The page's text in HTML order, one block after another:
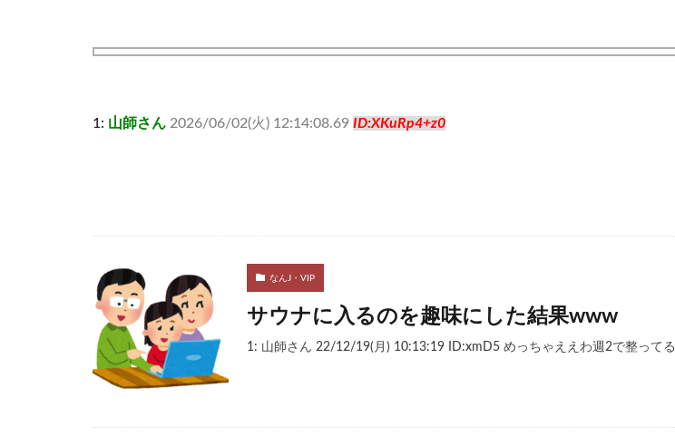
1: 山師さん 2026/06/02(火) 12:14:08.69 ID:XKuRp4+z0
なんJ・VIP
サウナに入るのを趣味にした結果www
1: 山師さん 22/12/19(月) 10:13:19 ID:xmD5 めっちゃええわ週2で整ってる